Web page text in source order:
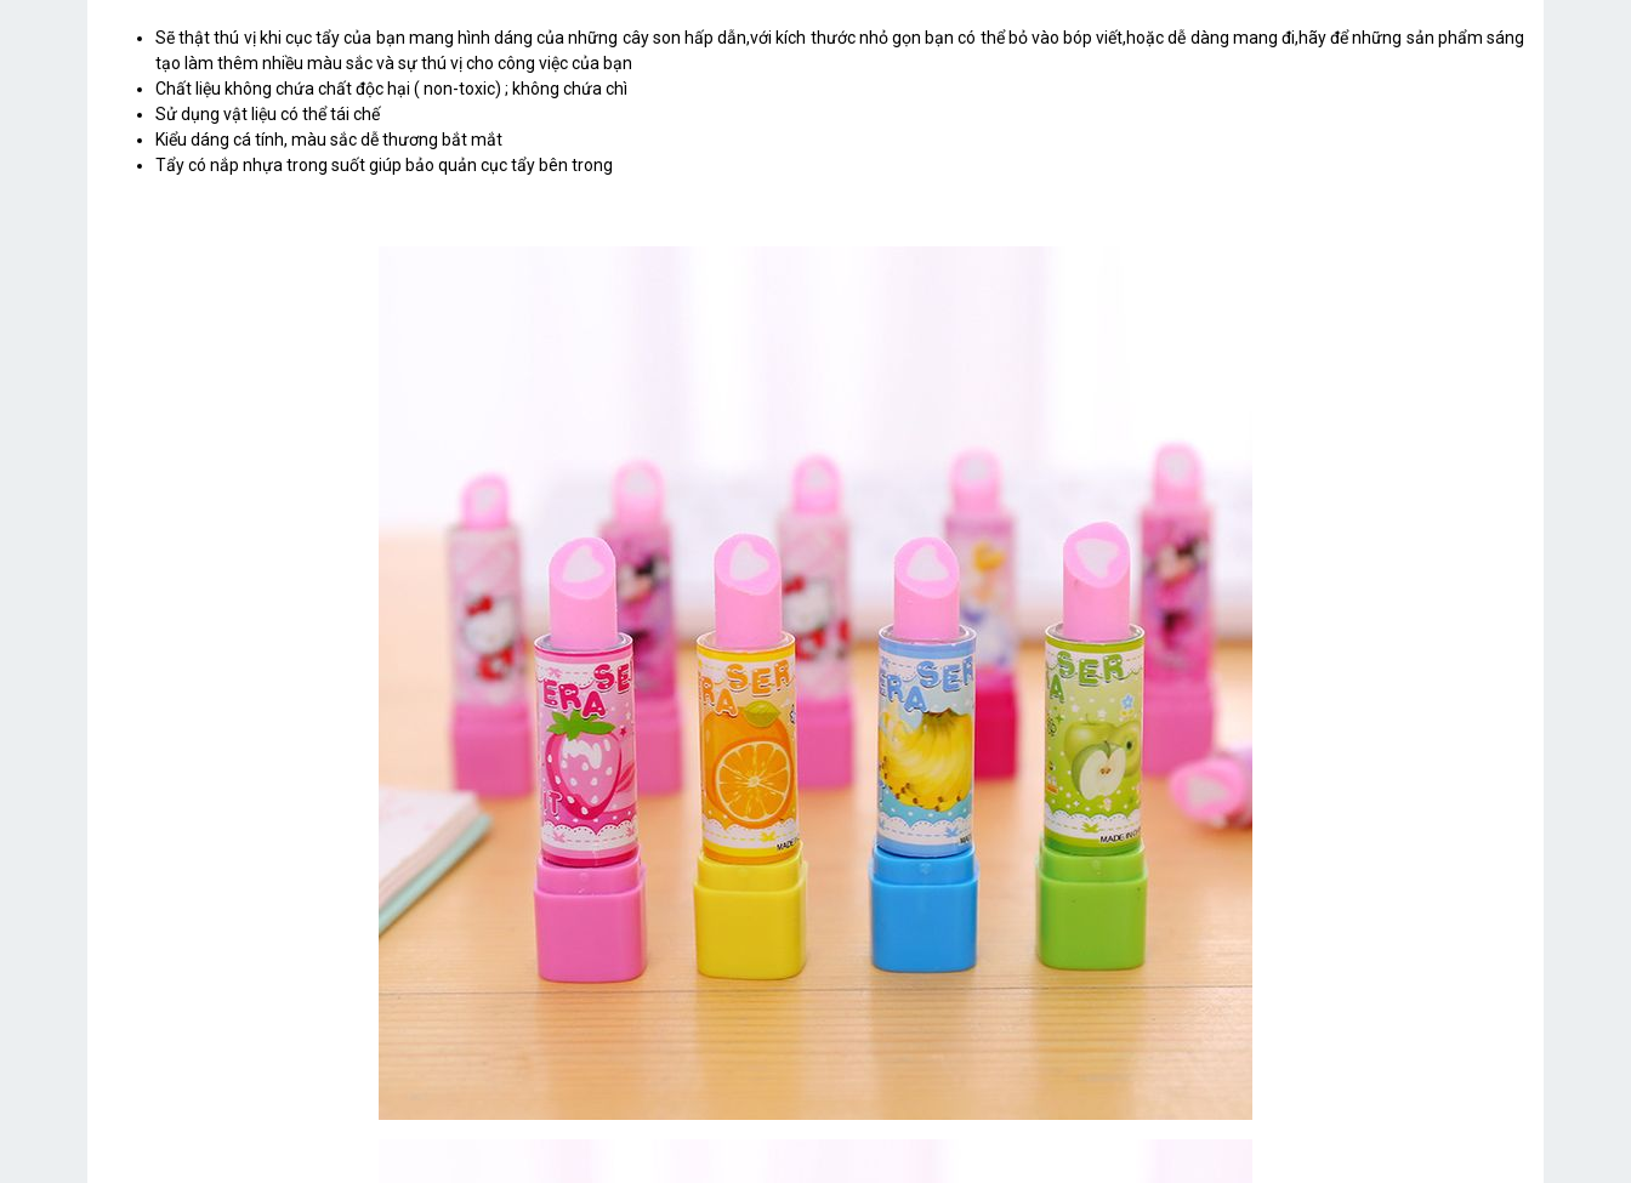
Sẽ thật thú vị khi cục tẩy của bạn mang hình dáng của những cây son hấp dẫn,với kích thước nhỏ gọn bạn có thể bỏ vào bóp viết,hoặc dễ dàng mang đi,hãy để những sản phẩm sáng
tạo làm thêm nhiều màu sắc và sự thú vị cho công việc của bạn
Chất liệu không chứa chất độc hại ( non-toxic) ; không chứa chì
Sử dụng vật liệu có thể tái chế
Kiểu dáng cá tính, màu sắc dễ thương bắt mắt
Tẩy có nắp nhựa trong suốt giúp bảo quản cục tẩy bên trong